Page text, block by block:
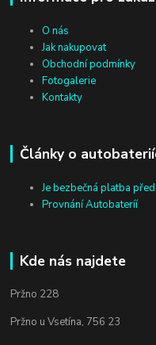
O nás
Jak nakupovat
Obchodní podmínky
Fotogalerie
Kontakty
Články o
Je bezbečná platba
Provnání Autobateríí
Kde nás najdete
Pržno 228
Pržno u Vsetína, 756 23